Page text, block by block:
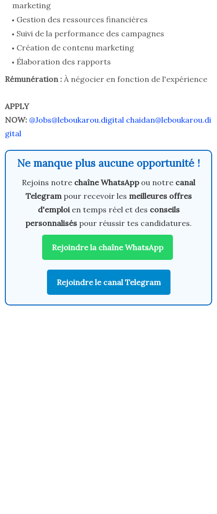
marketing
Gestion des ressources financières
Suivi de la performance des campagnes
Création de contenu marketing
Élaboration des rapports
Rémunération : À négocier en fonction de l'expérience
APPLY
NOW: @Jobs@leboukarou.digital chaidan@leboukarou.di
gital
Ne manque plus aucune opportunité !
Rejoins notre chaîne WhatsAppou notre canal
Telegrampour recevoir les meilleures offres
d'emploien temps réel et des conseils
personnalisés pour réussir tes candidatures.
Rejoindre la chaîne WhatsApp
Rejoindre le canal Telegram